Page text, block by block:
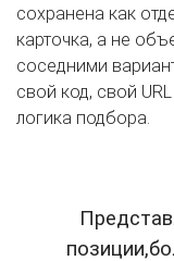
сохранена как
карточка, а не
соседними
свой код, свой
логика подбора.